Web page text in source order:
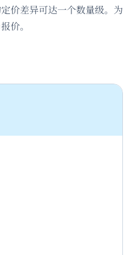
价差异可达一个数量级。为
价。